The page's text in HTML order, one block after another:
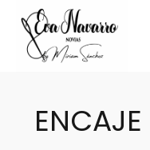
ENCAJE